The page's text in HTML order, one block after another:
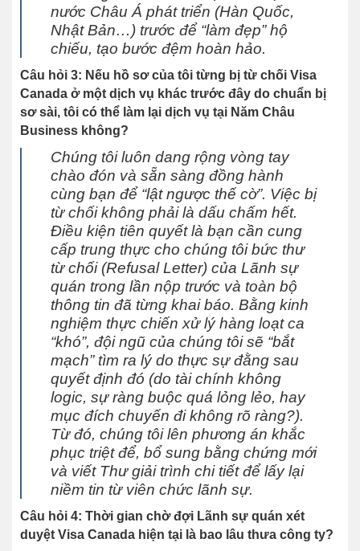
nước Châu Á phát triển (Hàn Quốc,
Nhật Bản…) trước để “làm đẹp” hộ
chiếu, tạo bước đệm hoàn hảo.
Câu hỏi 3: Nếu hồ sơ của tôi từng bị từ chối Visa
Canada ở một dịch vụ khác trước đây do chuẩn bị
sơ sài, tôi có thể làm lại dịch vụ tại Năm Châu
Business không?
Chúng tôi luôn dang rộng vòng tay
chào đón và sẵn sàng đồng hành
cùng bạn để “lật ngược thế cờ”. Việc bị
từ chối không phải là dấu chấm hết.
Điều kiện tiên quyết là bạn cần cung
cấp trung thực cho chúng tôi bức thư
từ chối (Refusal Letter) của Lãnh sự
quán trong lần nộp trước và toàn bộ
thông tin đã từng khai báo. Bằng kinh
nghiệm thực chiến xử lý hàng loạt ca
“khó”, đội ngũ của chúng tôi sẽ “bắt
mạch” tìm ra lý do thực sự đằng sau
quyết định đó (do tài chính không
logic, sự ràng buộc quá lỏng lẻo, hay
mục đích chuyến đi không rõ ràng?).
Từ đó, chúng tôi lên phương án khắc
phục triệt để, bổ sung bằng chứng mới
và viết Thư giải trình chi tiết để lấy lại
niềm tin từ viên chức lãnh sự.
Câu hỏi 4: Thời gian chờ đợi Lãnh sự quán xét
duyệt Visa Canada hiện tại là bao lâu thưa công ty?